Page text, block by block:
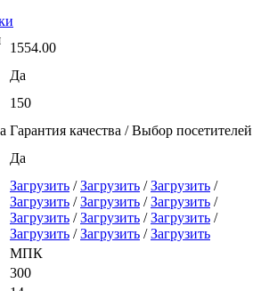
1554.00
Да
150
Гарантия качества / Выбор посетителей
Да
Загрузить /Загрузить /Загрузить /
Загрузить /Загрузить /Загрузить /
Загрузить /Загрузить /Загрузить /
Загрузить /Загрузить /Загрузить
МПК
300